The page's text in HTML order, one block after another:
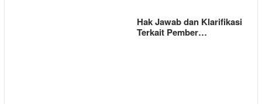
Hak Jawab dan Klarifikasi
Terkait Pember…